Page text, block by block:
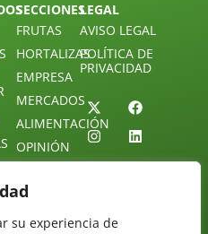
su experiencia de
SECCIONES
FRUTAS
HORTALIZAS
EMPRESA
MERCADOS
ALIMENTACIÓN
OPINIÓN
30
LEGAL
AVISO LEGAL
POLÍTICA DE
PRIVACIDAD
Starenlared